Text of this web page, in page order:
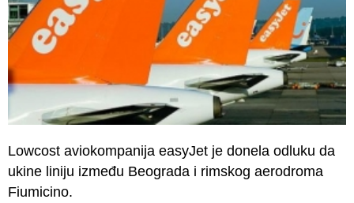
Lowcost aviokompanija easyJet je donela odluku da
ukine liniju između Beograda i rimskog aerodroma
Fiumicino.